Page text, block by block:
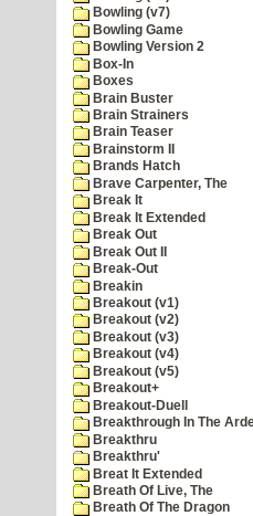
Bowling (v7)
Bowling Game
Bowling Version 2
Box-In
Boxes
Brain Buster
Brain Strainers
Brain Teaser
Brainstorm II
Brands Hatch
Brave Carpenter, The
Break It
Break It Extended
Break Out
Break Out II
Break-Out
Breakin
Breakout (v1)
Breakout (v2)
Breakout (v3)
Breakout (v4)
Breakout (v5)
Breakout+
Breakout-Duell
Breakthrough In The
Breakthru
Breakthru'
Breat It Extended
Breath Of Live, The
Breath Of The Dragon